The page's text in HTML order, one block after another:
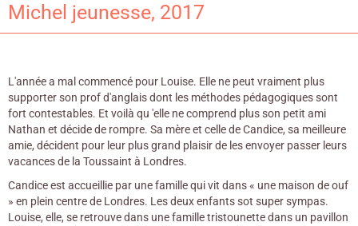
Michel jeunesse, 2017
L'année a mal commencé pour Louise. Elle ne peut vraiment plus
supporter son prof d'anglais dont les méthodes pédagogiques sont
fort contestables. Et voilà qu 'elle ne comprend plus son petit ami
Nathan et décide de rompre. Sa mère et celle de Candice, sa meilleure
amie, décident pour leur plus grand plaisir de les envoyer passer leurs
vacances de la Toussaint à Londres.
Candice est accueillie par une famille qui vit dans « une maison de ouf
» en plein centre de Londres. Les deux enfants sot super sympas.
Louise, elle, se retrouve dans une famille tristounette dans un pavillon